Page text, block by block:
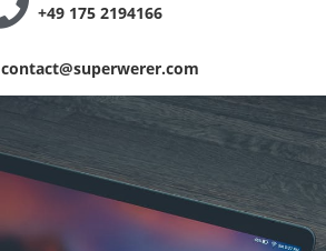
+49 175 2194166
contact@superwerer.com